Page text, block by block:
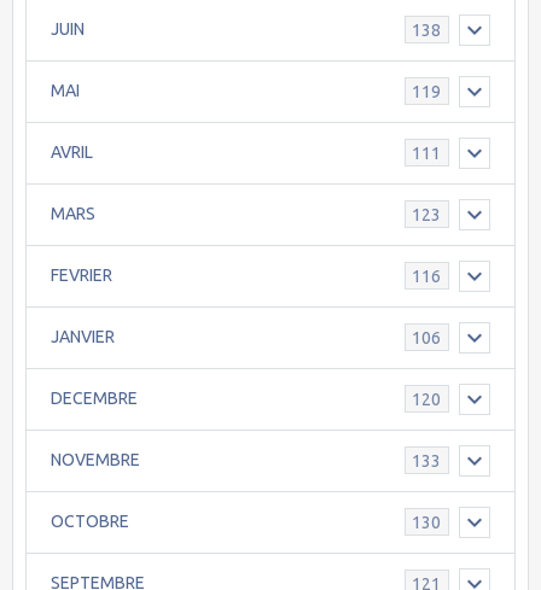
JUIN 138
MAI 119
AVRIL 111
MARS 123
FEVRIER 116
JANVIER 106
DECEMBRE 120
NOVEMBRE 133
OCTOBRE 130
SEPTEMBRE 121